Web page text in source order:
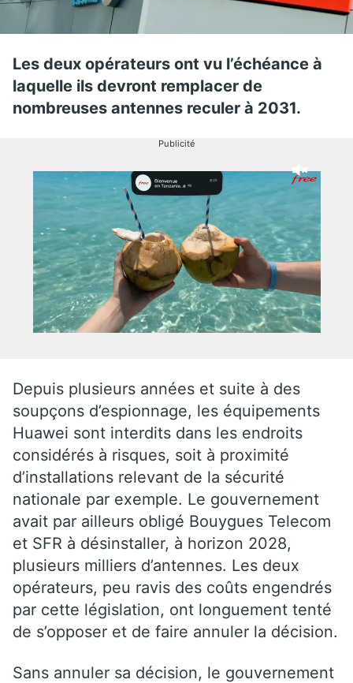
Les deux opérateurs ont vu l’échéance à
laquelle ils devront remplacer de
nombreuses antennes reculer à 2031.
Publicité
Depuis plusieurs années et suite à des
soupçons d’espionnage, les équipements
Huawei sont interdits dans les endroits
considérés à risques, soit à proximité
d’installations relevant de la sécurité
nationale par exemple. Le gouvernement
avait par ailleurs obligé Bouygues Telecom
et SFR à désinstaller, à horizon 2028,
plusieurs milliers d’antennes. Les deux
opérateurs, peu ravis des coûts engendrés
par cette législation, ont longuement tenté
de s’opposer et de faire annuler la décision.
Sans annuler sa décision, le gouvernement